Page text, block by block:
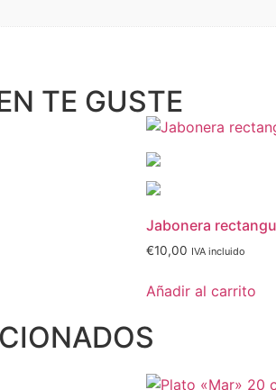
TE GUSTE
Jabonera
€10,00 IVA incluido
Añadir al carrito